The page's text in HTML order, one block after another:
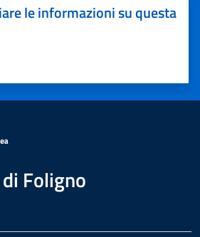
le informazioni su questa
5 stelle su 5
su 5
su 5
5
Foligno